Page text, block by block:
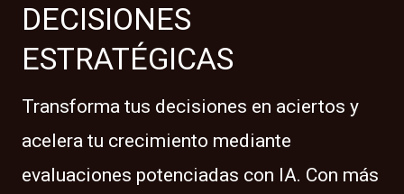
DECISIONES
ESTRATÉGICAS
Transforma tus decisiones en aciertos y
acelera tu crecimiento mediante
evaluaciones potenciadas con IA. Con más